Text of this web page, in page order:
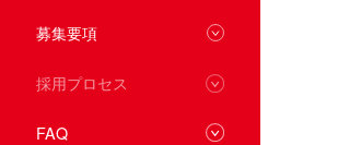
募集要項
採用プロセス
FAQ